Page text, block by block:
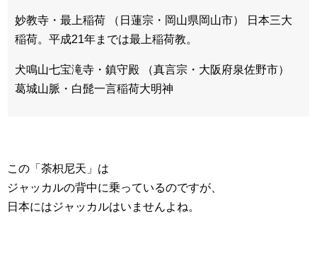
妙教寺・最上稲荷 （日蓮宗・岡山県岡山市） 日本三大
稲荷。平成21年までは最上稲荷教。
犬鳴山七宝滝寺・鎮守殿 （真言宗・大阪府泉佐野市）
葛城山脈・白髭一言稲荷大明神
この「荼枳尼天」は
ジャッカルの背中に乗っているのですが、
日本にはジャッカルはいませんよね。